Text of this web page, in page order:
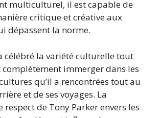
multiculturel, il est capable de
critique et créative aux
dépassent la norme.
célébré la variété culturelle tout
complètement immerger dans les
qu’il a rencontrées tout au
et de ses voyages. La
respect de Tony Parker envers les